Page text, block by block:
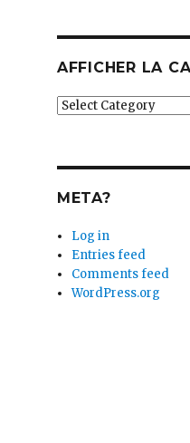
AFFICHER LA
Afficher
META?
Log in
Entries feed
Comments feed
WordPress.org